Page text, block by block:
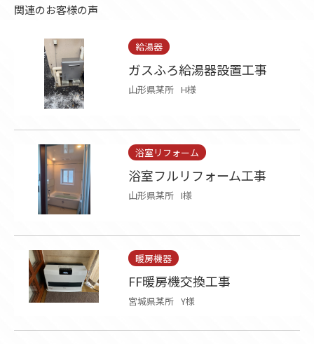
関連のお客様の声
給湯器
ガスふろ給湯器設置工事
山形県某所 H様
浴室リフォーム
浴室フルリフォーム工事
山形県某所 I様
暖房機器
FF暖房機交換工事
宮城県某所 Y様